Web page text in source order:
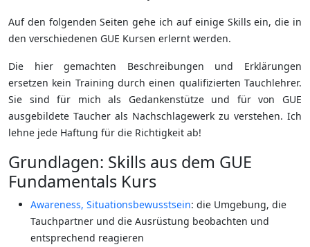
Auf den folgenden Seiten gehe ich auf einige Skills ein, die in
den verschiedenen GUE Kursen erlernt werden.
Die hier gemachten Beschreibungen und Erklärungen
ersetzen kein Training durch einen qualifizierten Tauchlehrer.
Sie sind für mich als Gedankenstütze und für von GUE
ausgebildete Taucher als Nachschlagewerk zu verstehen. Ich
lehne jede Haftung für die Richtigkeit ab!
Grundlagen: Skills aus dem GUE
Fundamentals Kurs
Awareness, Situationsbewusstsein: die Umgebung, die
Tauchpartner und die Ausrüstung beobachten und
entsprechend reagieren